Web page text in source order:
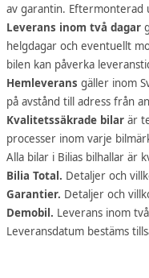
av garantin. Eftermonterad
Leverans inom två dagar
helgdagar och eventuellt
bilen kan påverka
Hemleverans gäller inom
på avstånd till adress från
Kvalitetssäkrade bilar är
processer inom varje
Alla bilar i Bilias bilhallar är
Bilia Total. Detaljer och
Garantier. Detaljer och
Demobil. Leverans inom
Leveransdatum bestäms